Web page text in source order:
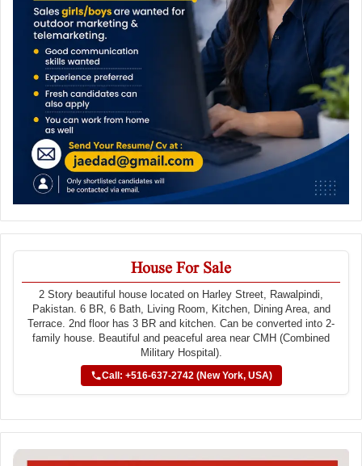
House For Sale
2 Story beautiful house located on Harley Street, Rawalpindi,
Pakistan. 6 BR, 6 Bath, Living Room, Kitchen, Dining Area, and
Terrace. 2nd floor has 3 BR and kitchen. Can be converted into 2-
family house. Beautiful and peaceful area near CMH (Combined
Military Hospital).
Call: +516-637-2742 (New York, USA)